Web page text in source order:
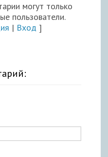
могут только
пользователи.
| Вход ]